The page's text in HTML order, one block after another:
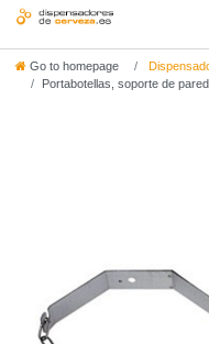
Go to homepage
Portabotellas, soporte de